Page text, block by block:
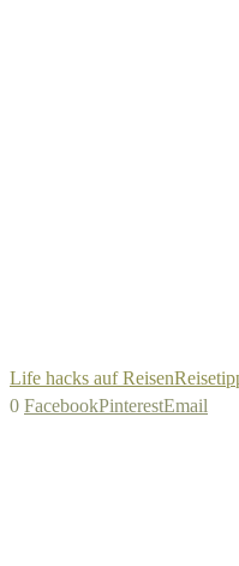
Life hacks auf Reisen
0 FacebookPinterestEmail